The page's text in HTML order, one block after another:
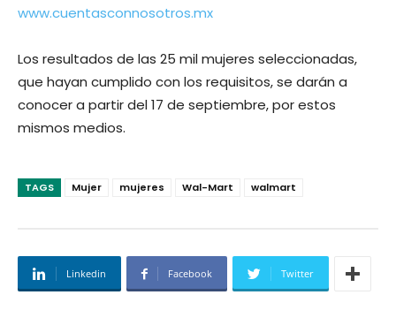
www.cuentasconnosotros.mx
Los resultados de las 25 mil mujeres seleccionadas,
que hayan cumplido con los requisitos, se darán a
conocer a partir del 17 de septiembre, por estos
mismos medios.
TAGS Mujer mujeres Wal-Mart walmart
Linkedin Facebook Twitter